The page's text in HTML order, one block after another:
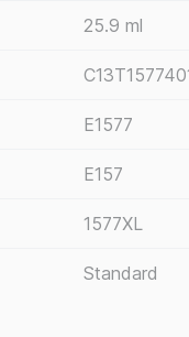
25.9 ml
E1577
E157
1577XL
Standard